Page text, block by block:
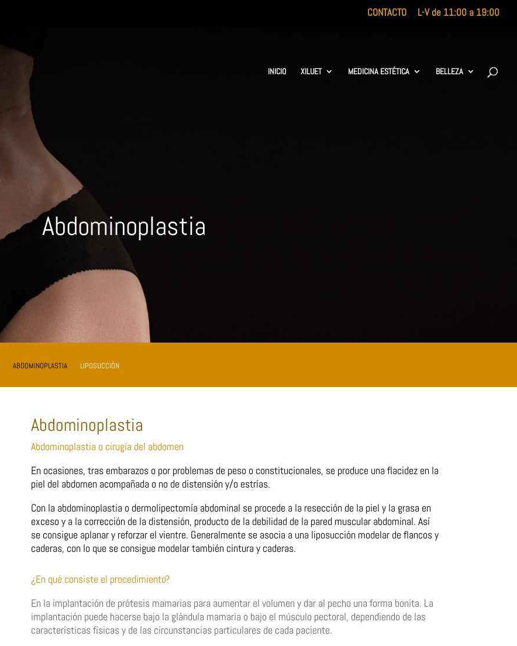
CONTACTO L-V de 11:00 a 19:00
INICIO XILUET MEDICINA ESTÉTICA BELLEZA
Abdominoplastia
ABDOMINOPLASTIA LIPOSUCCIÓN
Abdominoplastia
Abdominoplastia o cirugía del abdomen
En ocasiones, tras embarazos o por problemas de peso o constitucionales, se produce una flacidez en la
piel del abdomen acompañada o no de distensión y/o estrías.
Con la abdominoplastia o dermolipectomía abdominal se procede a la resección de la piel y la grasa en
exceso y a la corrección de la distensión, producto de la debilidad de la pared muscular abdominal. Así
se consigue aplanar y reforzar el vientre. Generalmente se asocia a una liposucción modelar de flancos y
caderas, con lo que se consigue modelar también cintura y caderas.
¿En qué consiste el procedimiento?
En la implantación de prótesis mamarias para aumentar el volumen y dar al pecho una forma bonita. La
implantación puede hacerse bajo la glándula mamaria o bajo el músculo pectoral, dependiendo de las
características físicas y de las circunstancias particulares de cada paciente.